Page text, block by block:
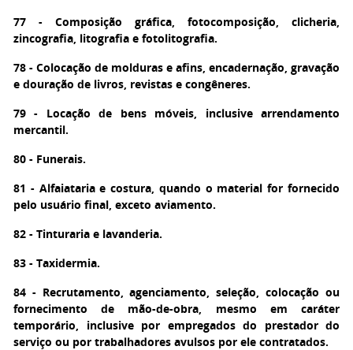
77 - Composição gráfica, fotocomposição, clicheria,
zincografia, litografia e fotolitografia.
78 - Colocação de molduras e afins, encadernação, gravação
e douração de livros, revistas e congêneres.
79 - Locação de bens móveis, inclusive arrendamento
mercantil.
80 - Funerais.
81 - Alfaiataria e costura, quando o material for fornecido
pelo usuário final, exceto aviamento.
82 - Tinturaria e lavanderia.
83 - Taxidermia.
84 - Recrutamento, agenciamento, seleção, colocação ou
fornecimento de mão-de-obra, mesmo em caráter
temporário, inclusive por empregados do prestador do
serviço ou por trabalhadores avulsos por ele contratados.